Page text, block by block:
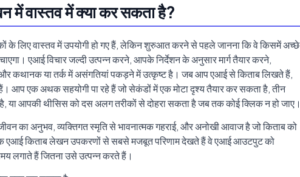
में वास्तव में क्या कर सकता है?
लिए वास्तव में उपयोगी हो गए हैं, लेकिन शुरुआत करने से पहले जानना कि वे किसमें अच्छे
एआई विचार जल्दी उत्पन्न करने, आपके निर्देशन के अनुसार मार्ग तैयार करने,
कथानक या तर्क में असंगतियां पकड़ने में उत्कृष्ट है। जब आप एआई से किताब लिखते हैं,
हैं। आप एक अथक सहयोगी पा रहे हैं जो सेकंडों में एक मोटा दृश्य तैयार कर सकता है, तीन
या आपकी थीसिस को दस अलग तरीकों से दोहरा सकता है जब तक कोई क्लिक न हो जाए।
का अनुभव, व्यक्तिगत स्मृति से भावनात्मक गहराई, और अनोखी आवाज है जो किताब को
एआई किताब लेखन उपकरणों से सबसे मजबूत परिणाम देखते हैं वे एआई आउटपुट को
लगाते हैं जितना उसे उत्पन्न करते हैं।